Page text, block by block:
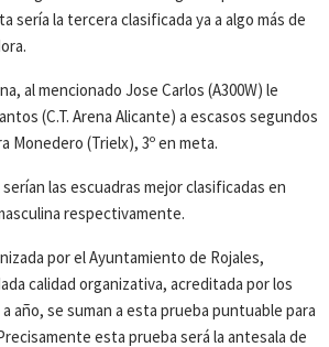
sería la tercera clasificada ya a algo más de
al mencionado Jose Carlos (A300W) le
(C.T. Arena Alicante) a escasos segundos
Monedero (Trielx), 3º en meta.
serían las escuadras mejor clasificadas en
respectivamente.
por el Ayuntamiento de Rojales,
calidad organizativa, acreditada por los
año, se suman a esta prueba puntuable para
esta prueba será la antesala de